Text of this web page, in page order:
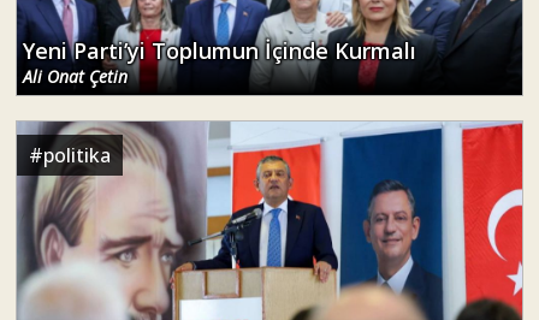
Yeni Parti’yi Toplumun İçinde Kurmalı
Ali Onat Çetin
#politika